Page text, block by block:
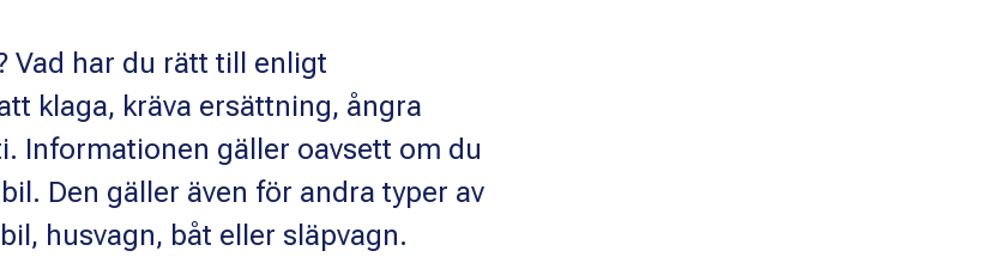
Vad har du rätt till enligt
klaga, kräva ersättning, ångra
Informationen gäller oavsett om du
Den gäller även för andra typer av
husvagn, båt eller släpvagn.